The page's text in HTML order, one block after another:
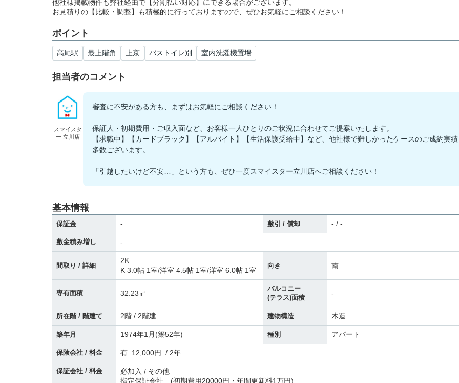
他社様掲載物件も弊社経由で【分割払い対応】にできる場合がございます。
お見積りの【比較・調整】も積極的に行っておりますので、ぜひお気軽にご相談ください！
ポイント
高尾駅 最上階角 上京 バストイレ別 室内洗濯機置場
担当者のコメント
スマイスタ
ー 立川店
審査に不安がある方も、まずはお気軽にご相談ください！
保証人・初期費用・ご収入面など、お客様一人ひとりのご状況に合わせてご提案いたします。
【求職中】【カードブラック】【アルバイト】【生活保護受給中】など、他社様で難しかったケースのご成約実
多数ございます。
「引越したいけど不安…」という方も、ぜひ一度スマイスター立川店へご相談ください！
基本情報
保証金 - 敷引 / 償却 - / -
敷金積み増し -
間取り / 詳細
2K
K 3.0帖 1室/洋室 4.5帖 1室/洋室 6.0帖 1室
向き 南
専有面積 32.23㎡
バルコニー
(テラス)面積
-
所在階 / 階建て 2階 / 2階建 建物構造 木造
築年月 1974年1月(築52年) 種別 アパート
保険会社 / 料金 有 12,000円 / 2年
保証会社 / 料金
必加入 / その他
指定保証会社 (初期費用20000円・年間更新料1万円)